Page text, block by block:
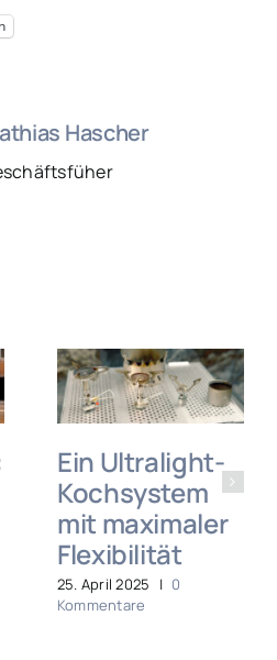
Hascher
Ein Ultralight-
Kochsystem
mit maximaler
Flexibilität
25. April 2025 | 0
Kommentare